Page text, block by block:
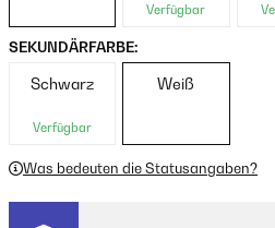
Verfügbar
SEKUNDÄRFARBE:
Schwarz
Verfügbar
Weiß
Was bedeuten die Statusangaben?